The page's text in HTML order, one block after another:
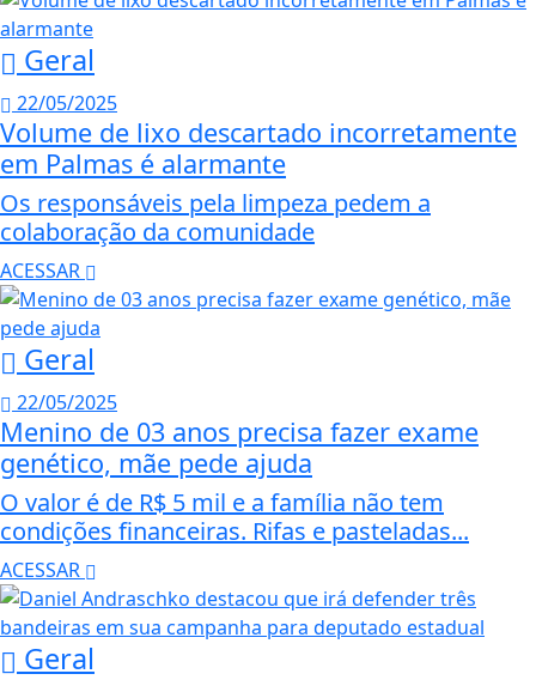
Geral
22/05/2025
Volume de lixo descartado incorretamente
em Palmas é alarmante
Os responsáveis pela limpeza pedem a
colaboração da comunidade
ACESSAR
Geral
22/05/2025
Menino de 03 anos precisa fazer exame
genético, mãe pede ajuda
O valor é de R$ 5 mil e a família não tem
condições financeiras. Rifas e pasteladas...
ACESSAR
Geral